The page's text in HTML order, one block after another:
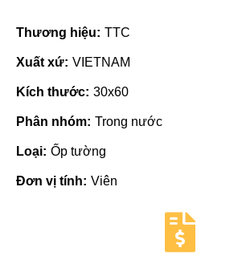
Thương hiệu: TTC
Xuất xứ: VIETNAM
Kích thước: 30x60
Phân nhóm: Trong nước
Loại: Ốp tường
Đơn vị tính: Viên